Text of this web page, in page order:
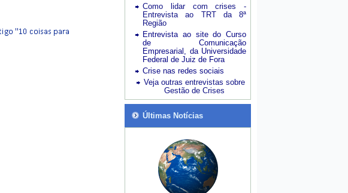
Como lidar com crises -
Entrevista ao TRT da 8ª
Região
Entrevista ao site do Curso
de Comunicação
Empresarial, da Universidade
Federal de Juiz de Fora
Crise nas redes sociais
Veja outras entrevistas sobre
Gestão de Crises
Últimas Notícias